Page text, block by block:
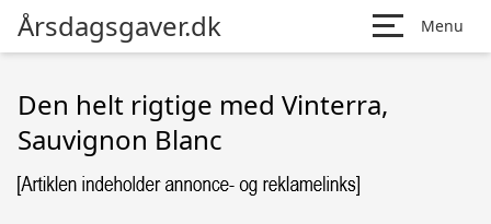
Årsdagsgaver.dk Menu
Den helt rigtige med Vinterra,
Sauvignon Blanc